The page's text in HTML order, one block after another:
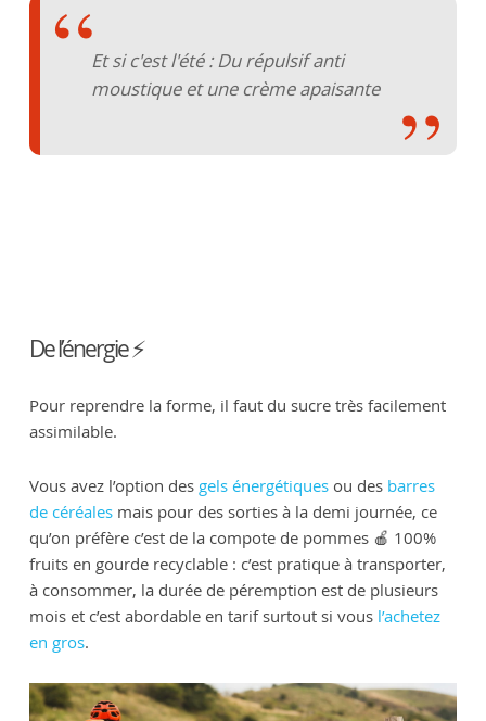
Et si c'est l'été : Du répulsif anti
moustique et une crème apaisante
De l’énergie ⚡️
Pour reprendre la forme, il faut du sucre très facilement
assimilable.
Vous avez l’option des gels énergétiquesou des barres
de céréalesmais pour des sorties à la demi journée, ce
qu’on préfère c’est de la compote de pommes 🍎 100%
fruits en gourde recyclable : c’est pratique à transporter,
à consommer, la durée de péremption est de plusieurs
mois et c’est abordable en tarif surtout si vous l’achetez
en gros.